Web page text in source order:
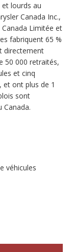
lourds au
Canada Inc.,
Limitée et
fabriquent 65 %
directement
50 000 retraités,
et cinq
et ont plus de 1
sont
Canada.
véhicules